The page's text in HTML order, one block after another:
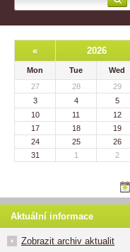
« 2026
Mon Tue Wed
27
28 29
3
4 5
10
11 12
17
18 19
24
25 26
31
1 2
Aktuální informace
Zobrazit archiv aktualit